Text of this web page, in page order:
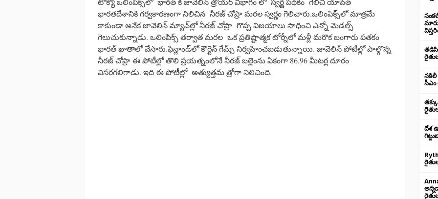
భారతదేశానికి గర్వకారణంగా నిలిచిన నీరజ్ చోప్రా మరల స్వర్ణం గెలిచారు.ఒలింపిక్స్‌లో మాత్రమే
కాకుండా అనేక జావెలిన్ మ్యాచ్‌ల్లో నీరజ్ చోప్రా గొప్ప విజయాలు సాధించి ఎన్నో మెడల్స్
గెలుచుకున్నాడు. ఒలింపిక్స్‌ తర్వాత మరల ఒక ప్రతిష్టాత్మక టోర్నీలో మళ్లీ మరొక బంగారు పతకం
భారత్ ఖాతాలో వేసారు.ఫిన్లాండ్‌లో కౌర్టెన్‌ గేమ్స్‌ నిర్వహించబడుతున్నాయి. జావెలిన్ పోటీల్లో పాల్గొన్న
నీరజ్ చోప్రా ఈ పోటీల్లో తొలి ప్రయత్నంలోనే నీరజ్ బల్లెంను ఏకంగా 86.96 మీటర్ల దూరం
విసరగలిగాడు. ఇది ఈ పోటీల్లో అత్యుత్తమ త్రోగా నిలిచింది.
నకిలీ
సీఎం
దేశ